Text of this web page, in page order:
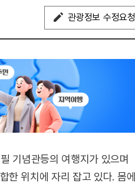
관광정보 수정요청
기념관등의 여행지가 있으며
한 위치에 자리 잡고 있다. 몸에